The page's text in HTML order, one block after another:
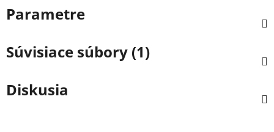
Parametre
Súvisiace súbory (1)
Diskusia